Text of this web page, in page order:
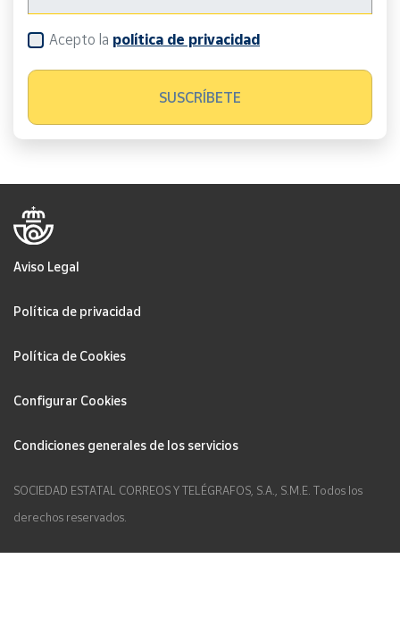
Acepto la política de privacidad
Aviso Legal
Política de privacidad
Política de Cookies
Configurar Cookies
Condiciones generales de los servicios
SOCIEDAD ESTATAL CORREOS Y TELÉGRAFOS, S.A., S.M.E. Todos los
derechos reservados.